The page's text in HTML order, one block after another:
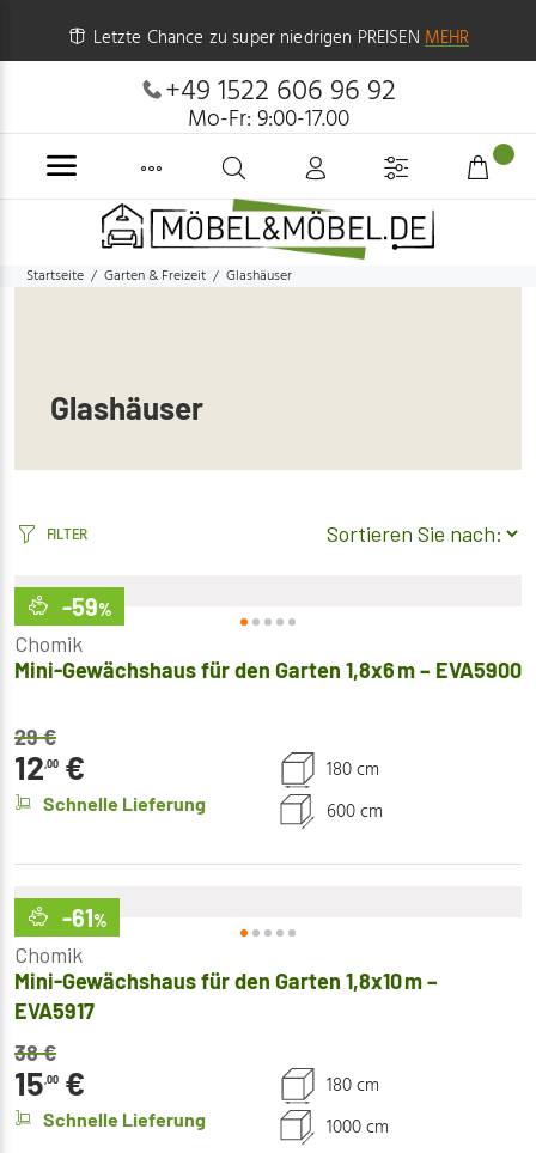
Letzte Chance zu super niedrigen PREISEN MEHR
+49 1522 606 96 92
Mo-Fr: 9:00-17.00
Startseite Garten & Freizeit Glashäuser
Glashäuser
FILTER
-59%
Chomik
Mini-Gewächshaus für den Garten 1,8x6 m – EVA5900
29€
12,00 €
Schnelle Lieferung
180 cm
600 cm
-61%
Chomik
Mini-Gewächshaus für den Garten 1,8x10 m –
EVA5917
38€
15,00 €
Schnelle Lieferung
180 cm
1000 cm